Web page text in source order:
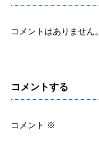
コメントはありません。
コメントする
コメント ※